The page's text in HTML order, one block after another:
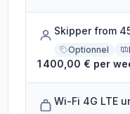
Skipper from
Optionnel
1 400,00 € per
Wi-Fi 4G LTE